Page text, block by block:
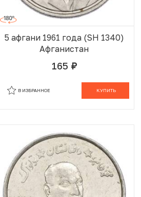
5 афгани 1961 года (SH 1340)
Афганистан
165 руб.
КУПИТЬ
В ИЗБРАННОЕ